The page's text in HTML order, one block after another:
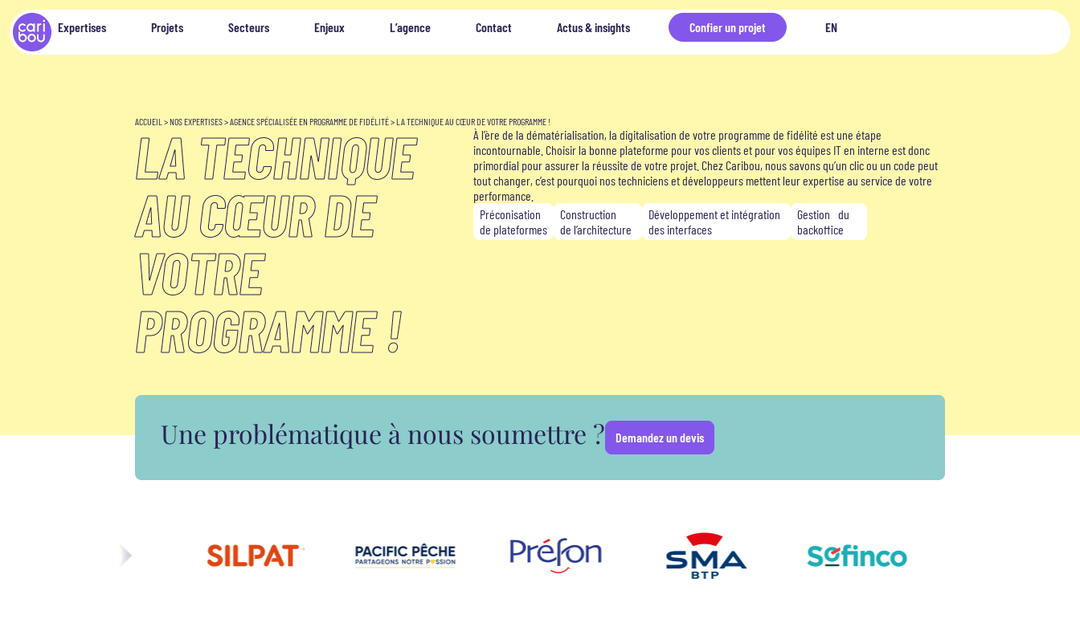
Expertises Projets Secteurs Enjeux L’agence Contact Actus & insights Confier un projet EN
ACCUEIL >NOS EXPERTISES>AGENCE SPÉCIALISÉE EN PROGRAMME DE FIDÉLITÉ>LA TECHNIQUE AU CŒUR DE VOTRE PROGRAMME !
LA TECHNIQUE
AU CŒUR DE
VOTRE
PROGRAMME !
À l’ère de la dématérialisation, la digitalisation de votre programme de fidélité est une étape
incontournable. Choisir la bonne plateforme pour vos clients et pour vos équipes IT en interne est donc
primordial pour assurer la réussite de votre projet. Chez Caribou, nous savons qu’un clic ou un code peut
tout changer, c’est pourquoi nos techniciens et développeurs mettent leur expertise au service de votre
performance.
Préconisation
de plateformes
Construction
de l’architecture
Développement et intégration
des interfaces
Gestion du
backoffice
Une problématique à nous soumettre ? Demandez un devis